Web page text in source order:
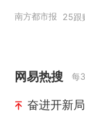
增130%
南方都市报 25跟
网易热搜 每
奋进开新